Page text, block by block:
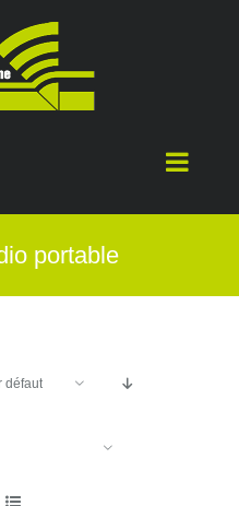
portable
défaut